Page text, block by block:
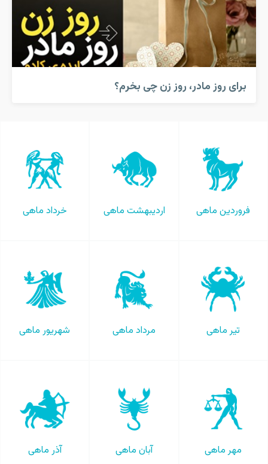
برای روز مادر، روز زن چی بخرم؟
فروردین ماهی اردیبهشت ماهی خرداد ماهی
تیر ماهی مرداد ماهی شهریور ماهی
مهر ماهی آبان ماهی آذر ماهی